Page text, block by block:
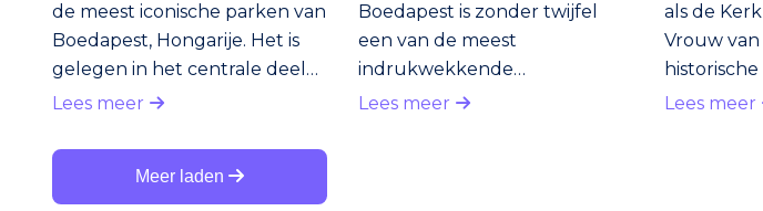
de meest iconische parken van
Boedapest, Hongarije. Het is
gelegen in het centrale deel
van de stad, op slechts een
historische Heldenplein en de
beroemde thermale baden
Lees meer
Boedapest is zonder twijfel
een van de meest
indrukwekkende
bezienswaardigheden van de
Lees meer
als de
Vrouw van
Lees meer
Meer laden